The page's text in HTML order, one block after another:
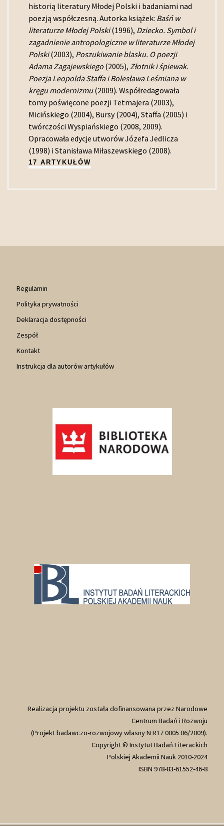
historią literatury Młodej Polski i badaniami nad
poezją współczesną. Autorka książek: Baśń w
literaturze Młodej Polski(1996), Dziecko. Symbol i
zagadnienie antropologiczne w literaturze Młodej
Polski(2003), Poszukiwanie blasku. O poezji
Adama Zagajewskiego (2005), Złotnik i śpiewak.
Poezja Leopolda Staffa i Bolesława Leśmiana w
kręgu modernizmu(2009). Współredagowała
tomy poświęcone poezji Tetmajera (2003),
Micińskiego (2004), Bursy (2004), Staffa (2005) i
twórczości Wyspiańskiego (2008, 2009).
Opracowała edycje utworów Józefa Jedlicza
(1998) i Stanisława Miłaszewskiego (2008).
17 ARTYKUŁÓW
Regulamin
Polityka prywatności
Deklaracja dostępności
Zespół
Kontakt
Instrukcja dla autorów artykułów
Realizacja projektu została dofinansowana przez Narodowe
Centrum Badań i Rozwoju
(Projekt badawczo-rozwojowy własny N R17 0005 06/2009).
Copyright © Instytut Badań Literackich
Polskiej Akademii Nauk 2010-2024
ISBN 978-83-61552-46-8